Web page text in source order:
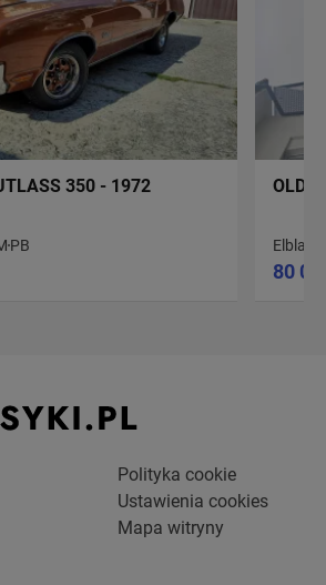
350 - 1972
PB Elblag
80
Polityka cookie
Ustawienia cookies
Mapa witryny